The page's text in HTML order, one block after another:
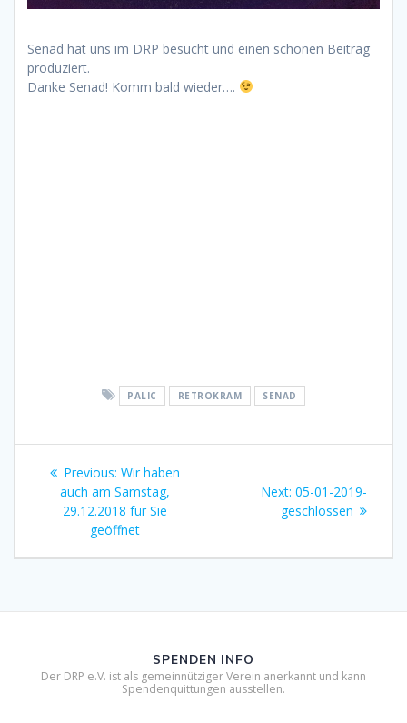
Senad hat uns im DRP besucht und einen schönen Beitrag
produziert.
Danke Senad! Komm bald wieder….
PALIC RETROKRAM SENAD
Beitragsnavigation
Previous: Previous
post:
Wir haben
auch am Samstag,
29.12.2018 für Sie
geöffnet
Next: Next
post:
05-01-2019-
geschlossen
SPENDEN INFO
Der DRP e.V. ist als gemeinnütziger Verein anerkannt und kann
Spendenquittungen ausstellen.